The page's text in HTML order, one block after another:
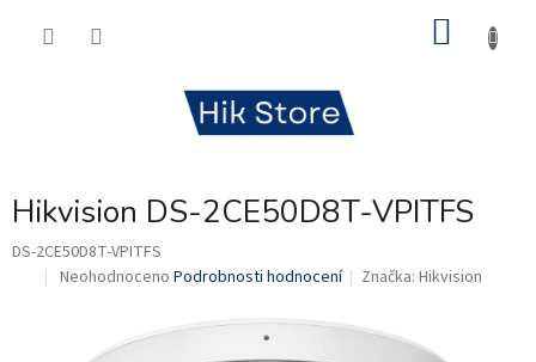
Hikvision DS-2CE50D8T-VPITFS
DS-2CE50D8T-VPITFS
Průměrné
Neohodnoceno Podrobnosti hodnocení Značka:Hikvision